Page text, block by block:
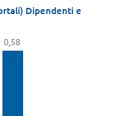
Dipendenti e